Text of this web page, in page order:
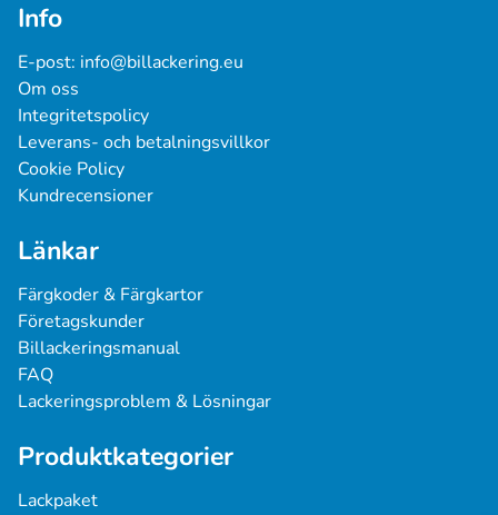
Info
E-post: info@billackering.eu
Om oss
Integritetspolicy
Leverans- och betalningsvillkor
Cookie Policy
Kundrecensioner
Länkar
Färgkoder & Färgkartor
Företagskunder
Billackeringsmanual
FAQ
Lackeringsproblem & Lösningar
Produktkategorier
Lackpaket